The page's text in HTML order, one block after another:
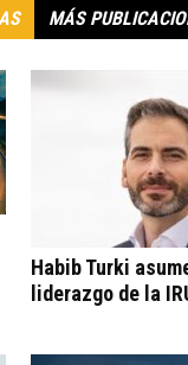
MÁS
Habib Turki
liderazgo de la